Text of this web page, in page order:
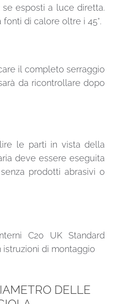
esposti a luce diretta.
di calore oltre i 45°.
il completo serraggio
da ricontrollare dopo
le parti in vista della
deve essere eseguita
prodotti abrasivi o
C20 UK Standard
istruzioni di montaggio
DELLE